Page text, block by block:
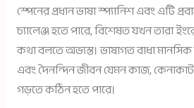
স্পেনের প্রধান ভাষা স্প্যানিশ এবং এটি
চ্যালেঞ্জ হতে পারে, বিশেষত যখন তারা
কথা বলতে অভ্যস্ত। ভাষাগত বাধা মানসিক
এবং দৈনন্দিন জীবন যেমন কাজ,
গড়তে কঠিন হতে পারে।